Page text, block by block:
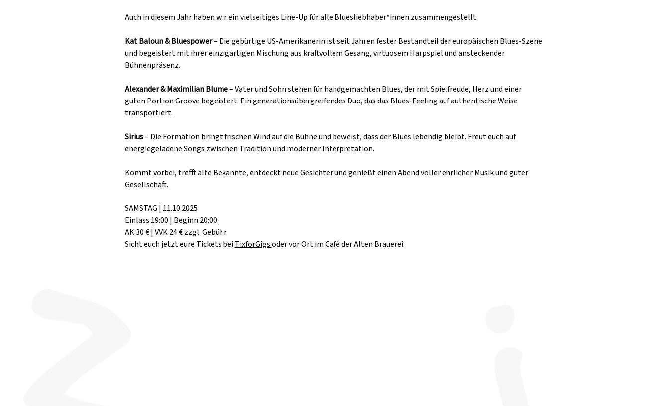
Auch in diesem Jahr haben wir ein vielseitiges Line-Up für alle Bluesliebhaber*innen zusammengestellt:
Kat Baloun & Bluespower – Die gebürtige US-Amerikanerin ist seit Jahren fester Bestandteil der europäischen Blues-Szene
und begeistert mit ihrer einzigartigen Mischung aus kraftvollem Gesang, virtuosem Harpspiel und ansteckender
Bühnenpräsenz.
Alexander & Maximilian Blume – Vater und Sohn stehen für handgemachten Blues, der mit Spielfreude, Herz und einer
guten Portion Groove begeistert. Ein generationsübergreifendes Duo, das das Blues-Feeling auf authentische Weise
transportiert.
Sirius – Die Formation bringt frischen Wind auf die Bühne und beweist, dass der Blues lebendig bleibt. Freut euch auf
energiegeladene Songs zwischen Tradition und moderner Interpretation.
Kommt vorbei, trefft alte Bekannte, entdeckt neue Gesichter und genießt einen Abend voller ehrlicher Musik und guter
Gesellschaft.
SAMSTAG | 11.10.2025
Einlass 19:00 | Beginn 20:00
AK 30 € | VVK 24 € zzgl. Gebühr
Sicht euch jetzt eure Tickets bei TixforGigs oder vor Ort im Café der Alten Brauerei.